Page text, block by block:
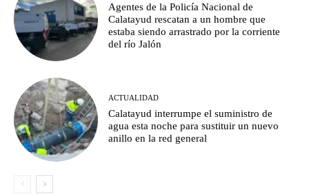
Agentes de la Policía Nacional de
Calatayud rescatan a un hombre que
estaba siendo arrastrado por la corriente
del río Jalón
ACTUALIDAD
Calatayud interrumpe el suministro de
agua esta noche para sustituir un nuevo
anillo en la red general